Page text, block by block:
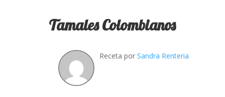
Tamales Colombianos
Receta porSandra Renteria